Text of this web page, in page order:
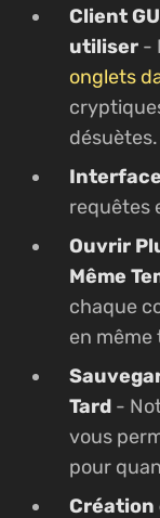
Client
utiliser -
onglets
désuètes.
requêtes
Ouvrir
Même
chaque
en même
Tard -
vous
pour
Création